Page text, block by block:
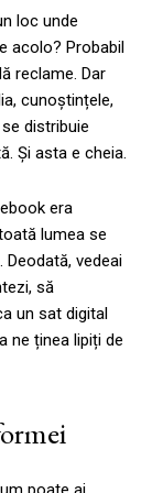
loc unde
acolo? Probabil
reclame. Dar
cunoștințele,
distribuie
Și asta e cheia.
era
lumea se
vedeai
să
un sat digital
ne ținea lipiți de